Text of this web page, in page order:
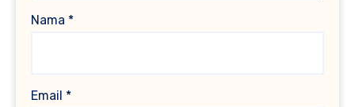
Nama *
Email *